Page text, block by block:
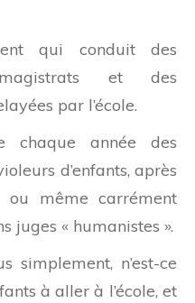
qui conduit des
et des
par l’école.
chaque année des
d’enfants, après
ou même carrément
juges « humanistes ».
simplement, n’est-ce
à aller à l’école, et